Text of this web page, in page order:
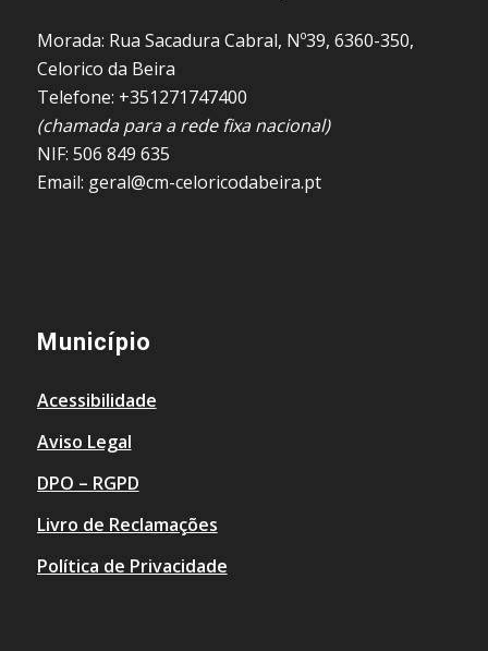
Morada: Rua Sacadura Cabral, Nº39, 6360-350,
Celorico da Beira
Telefone: +351271747400
(chamada para a rede fixa nacional)
NIF: 506 849 635
Email: geral@cm-celoricodabeira.pt
Município
Acessibilidade
Aviso Legal
DPO – RGPD
Livro de Reclamações
Política de Privacidade